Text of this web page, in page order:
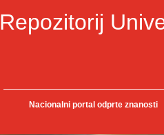
Repozitorij
Nacionalni portal odprte znanosti